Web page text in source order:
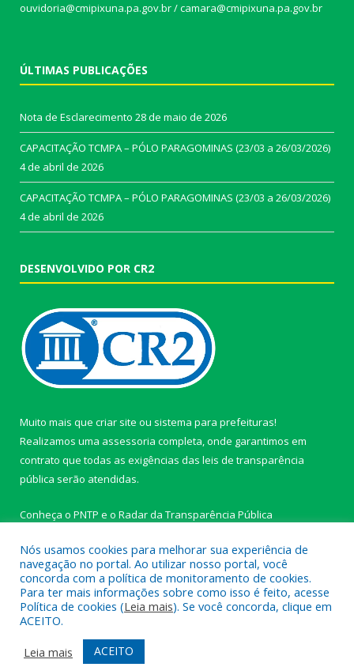
ouvidoria@cmipixuna.pa.gov.br / camara@cmipixuna.pa.gov.br
ÚLTIMAS PUBLICAÇÕES
Nota de Esclarecimento 28 de maio de 2026
CAPACITAÇÃO TCMPA – PÓLO PARAGOMINAS (23/03 a 26/03/2026)
4 de abril de 2026
CAPACITAÇÃO TCMPA – PÓLO PARAGOMINAS (23/03 a 26/03/2026)
4 de abril de 2026
DESENVOLVIDO POR CR2
Muito mais que criar site ou sistema para prefeituras!
Realizamos uma assessoria completa, onde garantimos em
contrato que todas as exigências das leis de transparência
pública serão atendidas.
Conheça o PNTP e o Radar da Transparência Pública
Todos os direitos reservados a Câmara Municipal de Ipixuna do
Pará.
Mapa do Site
Acessar Área Administrativa
Nós usamos cookies para melhorar sua experiência de
navegação no portal. Ao utilizar nosso portal, você
concorda com a política de monitoramento de cookies.
Para ter mais informações sobre como isso é feito, acesse
Política de cookies (Leia mais). Se você concorda, clique em
ACEITO.
Leia mais
ACEITO